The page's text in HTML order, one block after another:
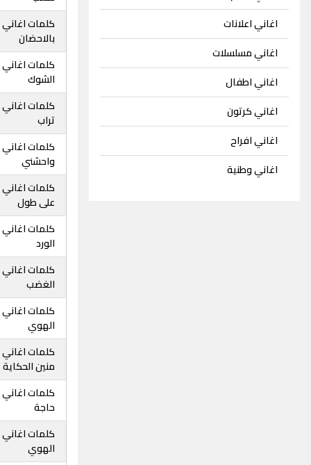
اغاني اعلانات
اغاني مسلسلات
اغاني اطفال
اغاني كرتون
اغاني افراح
اغاني وطنية
كلمات اغاني
بالاحضان
كلمات
الشوك
كلمات اغاني
تراب
كلمات اغاني
واحشني
كلمات اغاني
على طول
كلمات
الورد
كلمات اغاني
الغضب
كلمات اغاني
الهوي
كلمات اغاني
منين الحكاية
كلمات
حاجة
كلمات
الهوي